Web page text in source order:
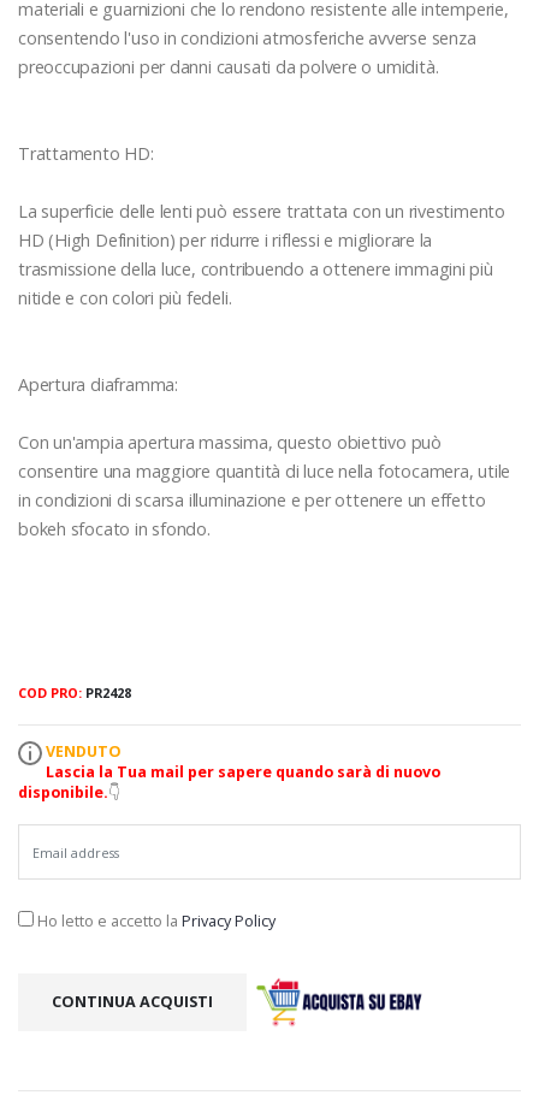
materiali e guarnizioni che lo rendono resistente alle intemperie,
consentendo l'uso in condizioni atmosferiche avverse senza
preoccupazioni per danni causati da polvere o umidità.
Trattamento HD:
La superficie delle lenti può essere trattata con un rivestimento
HD (High Definition) per ridurre i riflessi e migliorare la
trasmissione della luce, contribuendo a ottenere immagini più
nitide e con colori più fedeli.
Apertura diaframma:
Con un'ampia apertura massima, questo obiettivo può
consentire una maggiore quantità di luce nella fotocamera, utile
in condizioni di scarsa illuminazione e per ottenere un effetto
bokeh sfocato in sfondo.
COD PRO: PR2428
VENDUTO
Lascia la Tua mail per sapere quando sarà di nuovo
disponibile.👇
Ho letto e accetto la Privacy Policy
CONTINUA ACQUISTI